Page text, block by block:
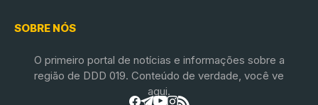
SOBRE NÓS
O primeiro portal de notícias e informações sobre a
região de DDD 019. Conteúdo de verdade, você ve
aqui.